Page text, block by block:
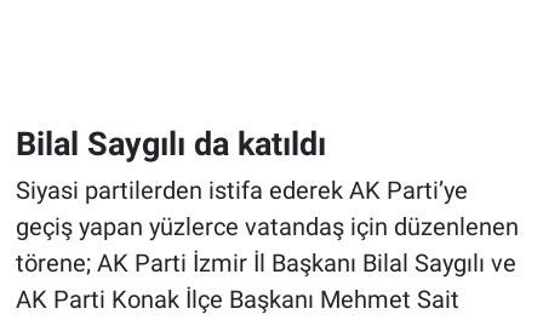
Bilal Saygılı da katıldı
Siyasi partilerden istifa ederek AK Parti’ye
geçiş yapan yüzlerce vatandaş için düzenlenen
törene; AK Parti İzmir İl Başkanı Bilal Saygılı ve
AK Parti Konak İlçe Başkanı Mehmet Sait